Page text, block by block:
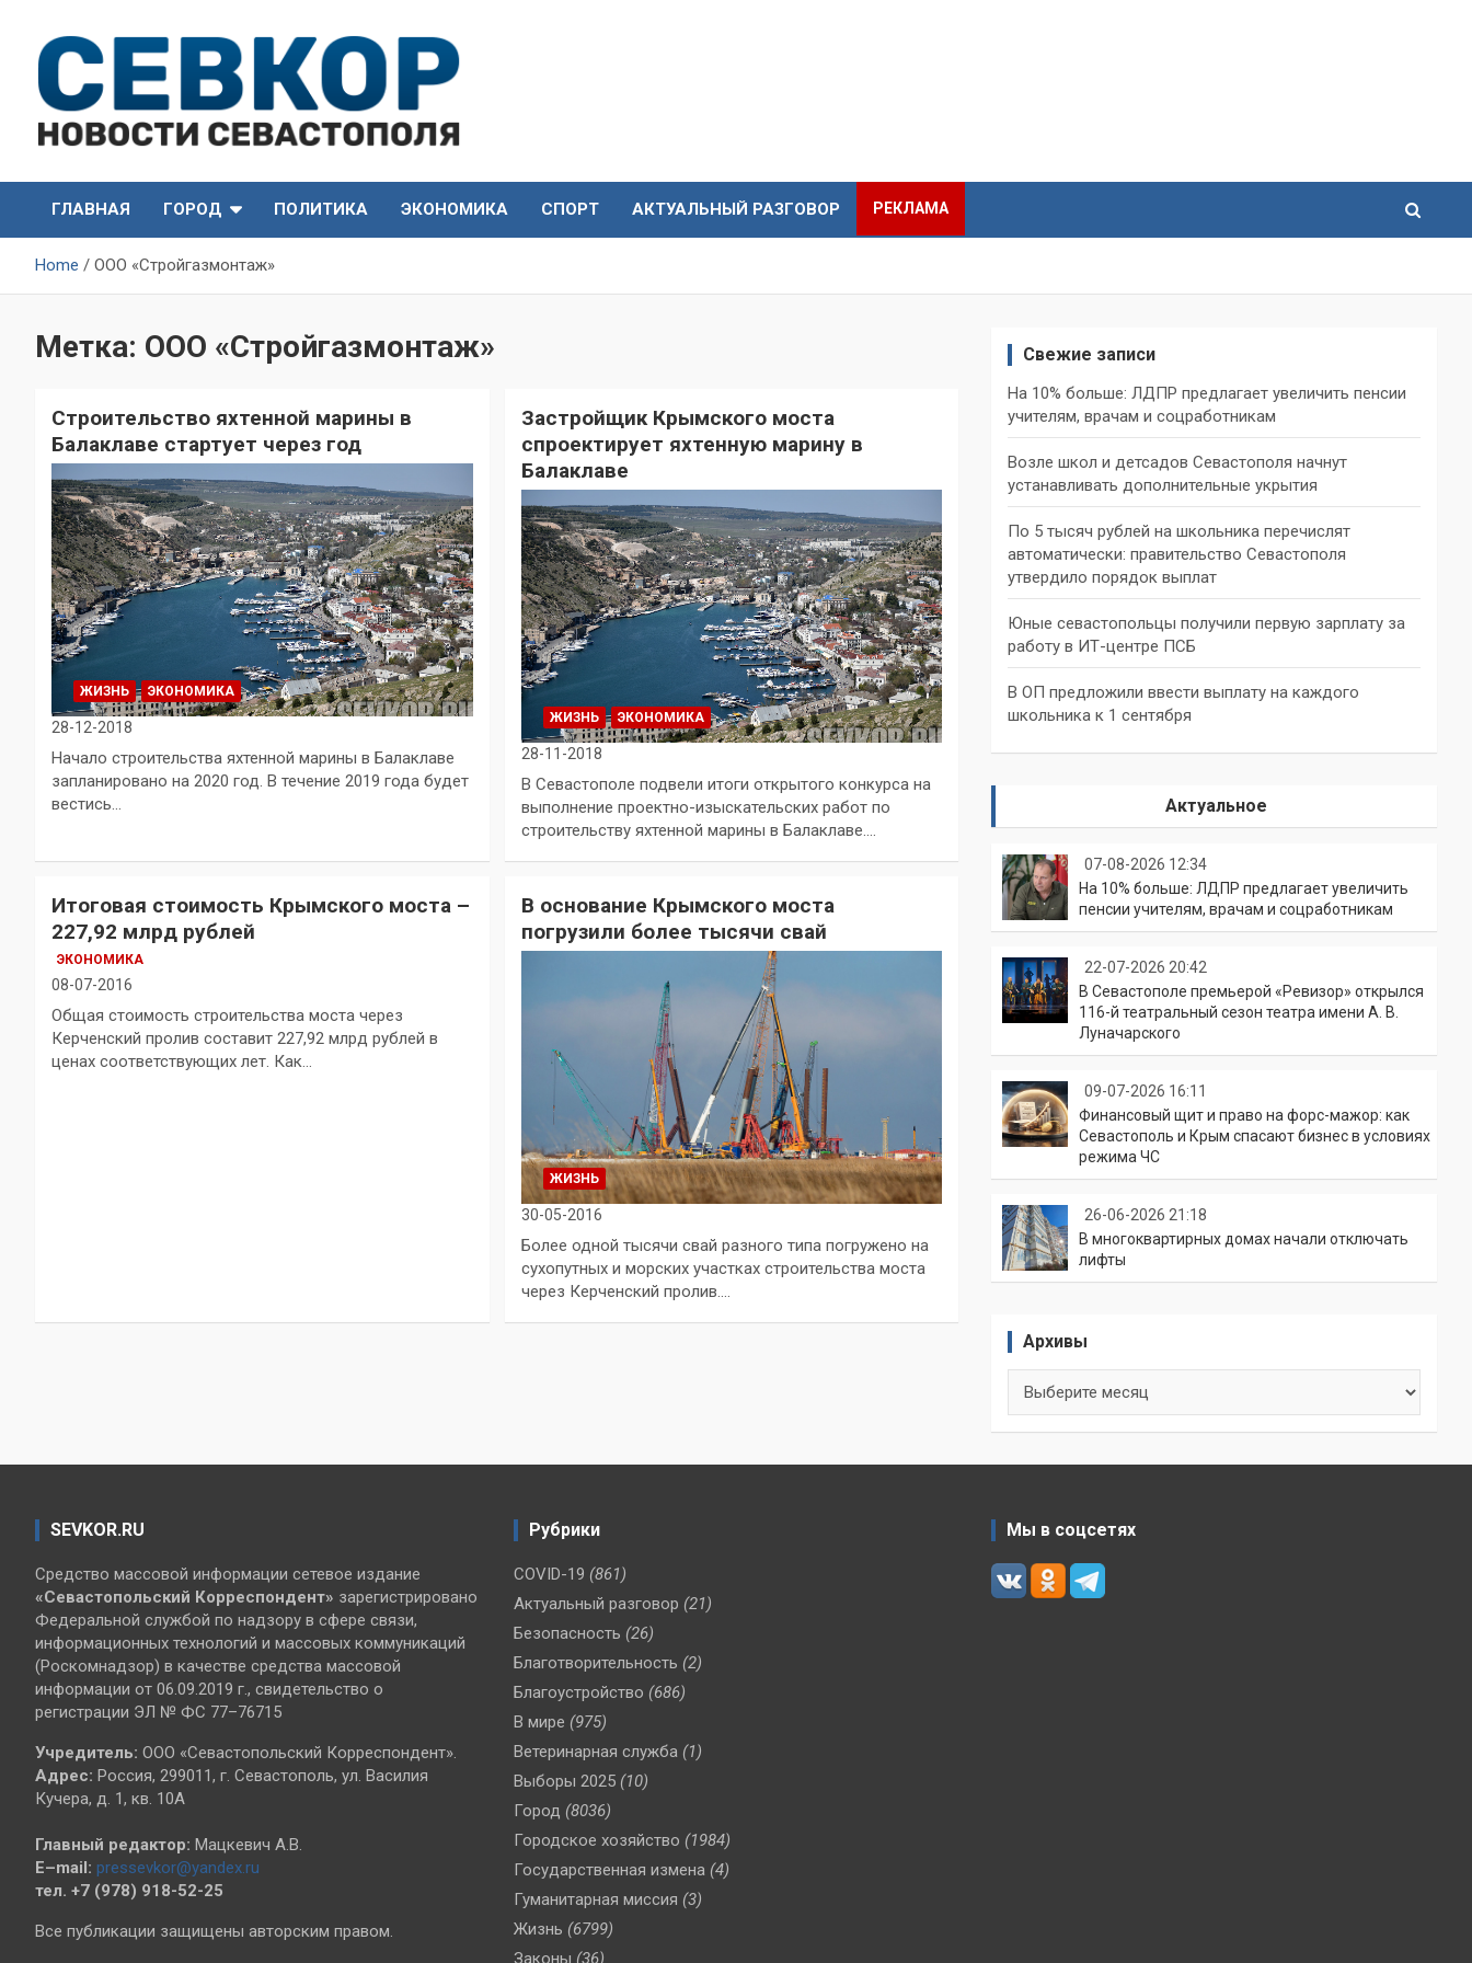
content
СевКор — Новости
Севастополя
Севастополя
ГЛАВНАЯ
ГОРОД ПОЛИТИКА ЭКОНОМИКА СПОРТ АКТУАЛЬНЫЙ РАЗГОВОР РЕКЛАМА
Home ООО «Стройгазмонтаж»
Метка: ООО «Стройгазмонтаж»
Строительство яхтенной марины в
Балаклаве стартует через год
ЖИЗНЬ ЭКОНОМИКА
28-12-2018
Начало строительства яхтенной марины в Балаклаве
запланировано на 2020 год. В течение 2019 года будет
вестись…
Застройщик Крымского моста
спроектирует яхтенную марину в
Балаклаве
ЖИЗНЬ ЭКОНОМИКА
28-11-2018
В Севастополе подвели итоги открытого конкурса на
выполнение проектно-изыскательских работ по
строительству яхтенной марины в Балаклаве.…
Итоговая стоимость Крымского моста –
227,92 млрд рублей
ЭКОНОМИКА
08-07-2016
Общая стоимость строительства моста через
Керченский пролив составит 227,92 млрд рублей в
ценах соответствующих лет. Как…
В основание Крымского моста
погрузили более тысячи свай
ЖИЗНЬ
30-05-2016
Более одной тысячи свай разного типа погружено на
сухопутных и морских участках строительства моста
через Керченский пролив.…
Свежие записи
На 10% больше: ЛДПР предлагает увеличить пенсии
учителям, врачам и соцработникам
Возле школ и детсадов Севастополя начнут
устанавливать дополнительные укрытия
По 5 тысяч рублей на школьника перечислят
автоматически: правительство Севастополя
утвердило порядок выплат
Юные севастопольцы получили первую зарплату за
работу в ИТ-центре ПСБ
В ОП предложили ввести выплату на каждого
школьника к 1 сентября
Актуальное
07-08-2026 12:34
На 10% больше: ЛДПР предлагает увеличить
пенсии учителям, врачам и соцработникам
22-07-2026 20:42
В Севастополе премьерой «Ревизор» открылся
116-й театральный сезон театра имени А. В.
Луначарского
09-07-2026 16:11
Финансовый щит и право на форс-мажор: как
Севастополь и Крым спасают бизнес в условиях
режима ЧС
26-06-2026 21:18
В многоквартирных домах начали отключать
лифты
Архивы
SEVKOR.RU
Средство массовой информации сетевое издание
«Севастопольский Корреспондент» зарегистрировано
Федеральной службой по надзору в сфере связи,
информационных технологий и массовых коммуникаций
(Роскомнадзор) в качестве средства массовой
информации от 06.09.2019 г., свидетельство о
регистрации ЭЛ № ФС 77–76715
Учредитель: ООО «Севастопольский Корреспондент».
Адрес: Россия, 299011, г. Севастополь, ул. Василия
Кучера, д. 1, кв. 10А
Главный редактор: Мацкевич А.В.
E–mail: pressevkor@yandex.ru
тел. +7 (978) 918-52-25
Все публикации защищены авторским правом.
Рубрики
COVID-19 (861)
Актуальный разговор (21)
Безопасность (26)
Благотворительность (2)
Благоустройство (686)
В мире (975)
Ветеринарная служба (1)
Выборы 2025 (10)
Город (8036)
Городское хозяйство (1984)
Государственная измена (4)
Гуманитарная миссия (3)
Жизнь (6799)
Законы (36)
Мы в соцсетях